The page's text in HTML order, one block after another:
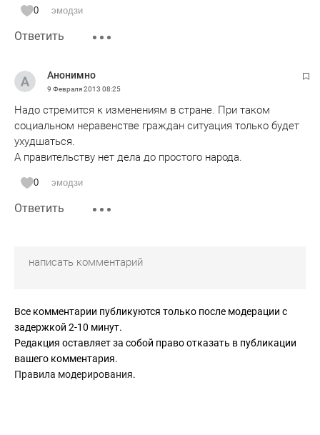
0 эмодзи
Ответить
Анонимно
9 Февраля 2013 08:25
Надо стремится к изменениям в стране. При таком
социальном неравенстве граждан ситуация только будет
ухудшаться.
А правительству нет дела до простого народа.
0 эмодзи
Ответить
Все комментарии публикуются только после модерации с
задержкой 2-10 минут.
Редакция оставляет за собой право отказать в публикации
вашего комментария.
Правила модерирования.